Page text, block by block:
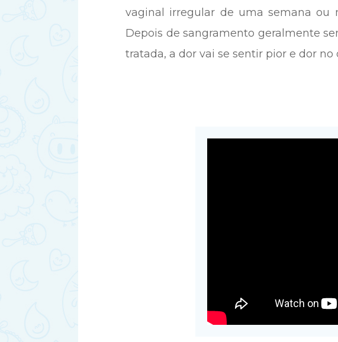
vaginal irregular de uma semana ou
Depois de sangramento geralmente
tratada, a dor vai se sentir pior e dor